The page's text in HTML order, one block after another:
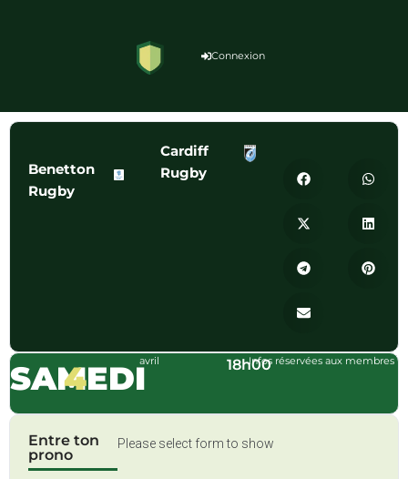
Connexion
Benetton
Rugby
Cardiff
Rugby
SAMEDI
4 avril 18h00Infos réservées aux membres
Entre ton
prono
Please select form to show